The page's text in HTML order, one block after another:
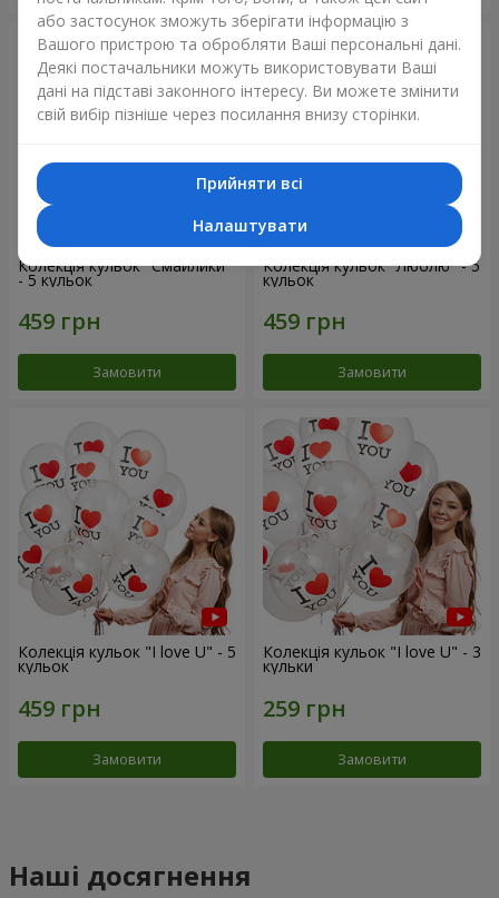
Колекція кульок "Смайлики"
- 5 кульок
Замовити
Колекція кульок "Люблю" - 5
кульок
Замовити
Колекція кульок "I love U" - 5
кульок
Замовити
Колекція кульок "I love U" - 3
кульки
Замовити
Наші досягнення
або застосунок зможуть зберігати інформацію з
Вашого пристрою та обробляти Ваші персональні дані.
Деякі постачальники можуть використовувати Ваші
дані на підставі законного інтересу. Ви можете змінити
свій вибір пізніше через посилання внизу сторінки.
Прийняти всі
Налаштувати